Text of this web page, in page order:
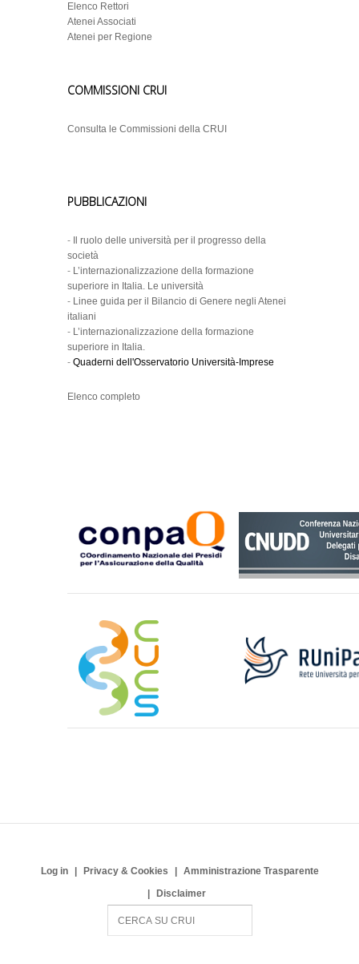
Elenco Rettori
Atenei Associati
Atenei per Regione
COMMISSIONI CRUI
Consulta le Commissioni della CRUI
PUBBLICAZIONI
-
Il ruolo delle università per il progresso della
società
- L’internazionalizzazione della formazione
superiore in Italia. Le università
- Linee guida per il Bilancio di Genere negli Atenei
italiani
- L’internazionalizzazione della formazione
superiore in Italia.
- Quaderni dell'Osservatorio Università-Imprese
Elenco completo
Log in Privacy & Cookies
Amministrazione Trasparente
Disclaimer